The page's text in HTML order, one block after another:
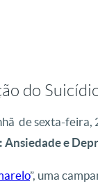
do
de sexta-feira,
e
”, uma